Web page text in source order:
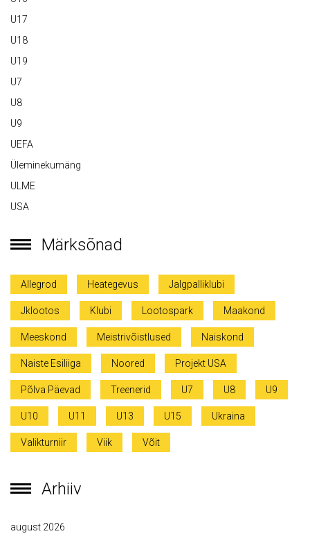
U17
U18
U19
U7
U8
U9
UEFA
Üleminekumäng
ULME
USA
Märksõnad
Allegrod Heategevus Jalgpalliklubi
Jklootos Klubi Lootospark Maakond
Meeskond Meistrivõistlused Naiskond
Naiste Esiliiga Noored Projekt USA
Põlva Päevad Treenerid U7 U8 U9
U10 U11 U13 U15 Ukraina
Valikturniir Viik Võit
Arhiiv
august 2026